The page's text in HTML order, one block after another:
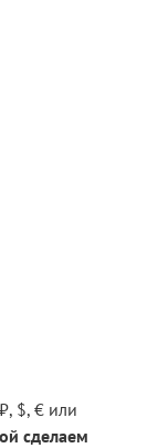
$, € или
сделаем